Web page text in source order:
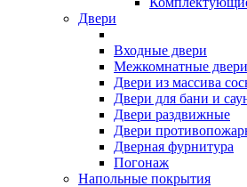
Двери
Входные двери
Межкомнатные двери
Двери из массива
Двери для бани и
Двери раздвижные
Двери
Дверная фурнитура
Погонаж
Напольные покрытия